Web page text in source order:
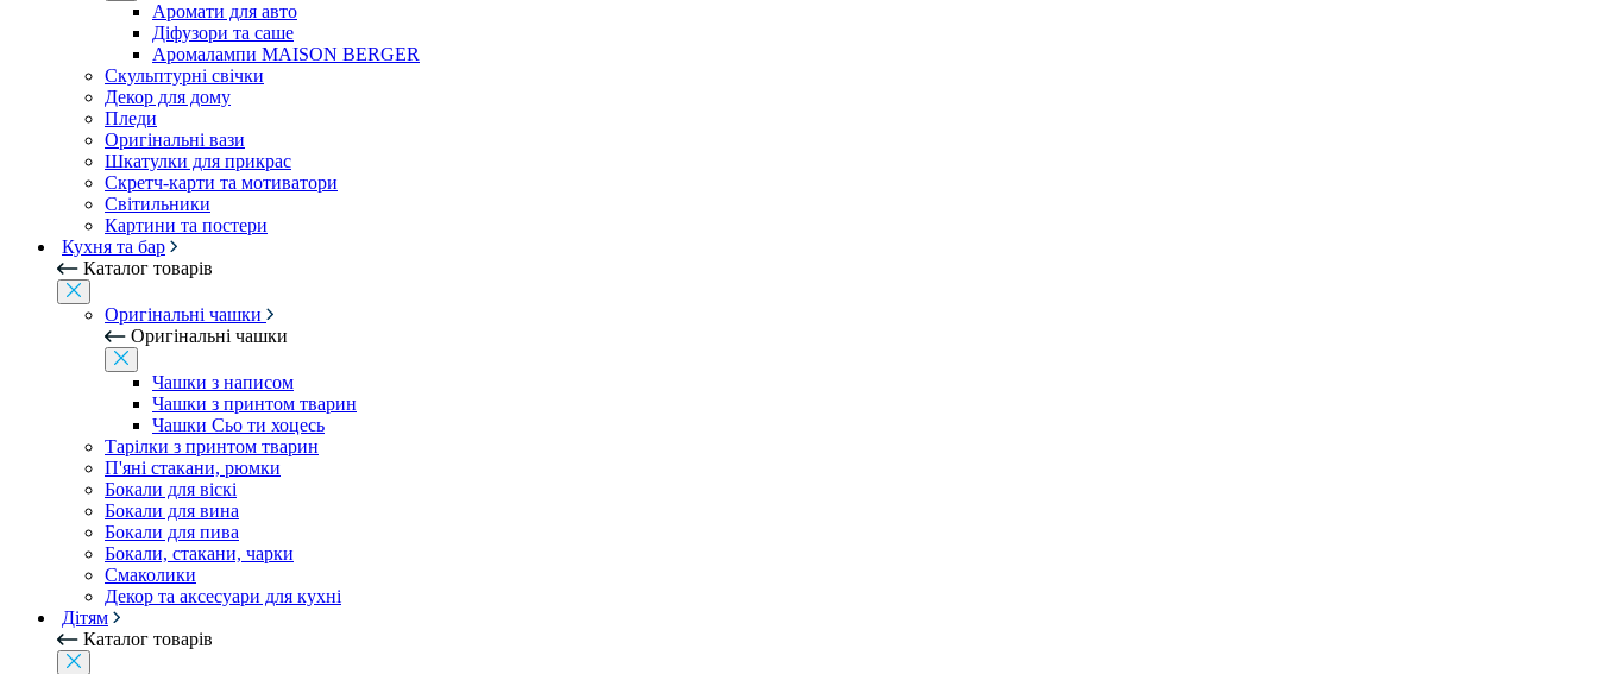
Аромати для авто
Діфузори та саше
Аромалампи MAISON BERGER
Скульптурні свічки
Декор для дому
Пледи
Оригінальні вази
Шкатулки для прикрас
Скретч-карти та мотиватори
Світильники
Картини та постери
Кухня та бар
Каталог товарів
Оригінальні чашки
Оригінальні чашки
Чашки з написом
Чашки з принтом тварин
Чашки Сьо ти хоцесь
Тарілки з принтом тварин
П'яні стакани, рюмки
Бокали для віскі
Бокали для вина
Бокали для пива
Бокали, стакани, чарки
Смаколики
Декор та аксесуари для кухні
Дітям
Каталог товарів